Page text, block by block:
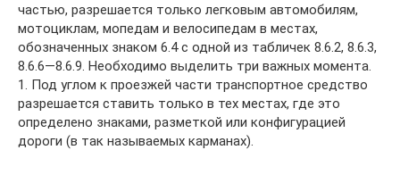
частью, разрешается только легковым автомобилям,
мотоциклам, мопедам и велосипедам в местах,
обозначенных знаком 6.4 с одной из табличек 8.6.2, 8.6.3,
8.6.6—8.6.9. Необходимо выделить три важных момента.
1. Под углом к проезжей части транспортное средство
разрешается ставить только в тех местах, где это
определено знаками, разметкой или конфигурацией
дороги (в так называемых карманах).